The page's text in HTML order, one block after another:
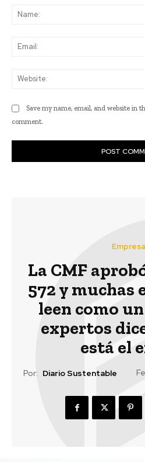
Save my name, email, and website in
comment.